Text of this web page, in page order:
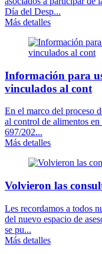
Día del Desp...
Más detalles
Información para
vinculados al cont
En el marco del proceso
al control de alimentos
697/202...
Más detalles
Volvieron las
Les recordamos a todos
del nuevo espacio de
se pu...
Más detalles